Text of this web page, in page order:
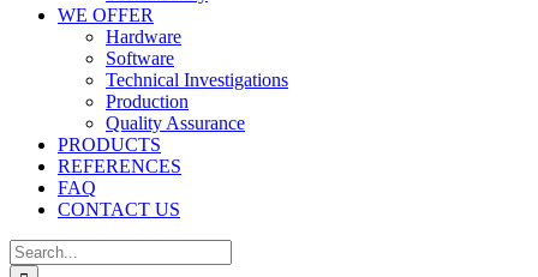
WE OFFER
Hardware
Software
Technical Investigations
Production
Quality Assurance
PRODUCTS
REFERENCES
FAQ
CONTACT US
Search
for: